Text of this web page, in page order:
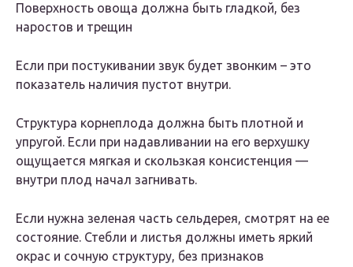
Поверхность овоща должна быть гладкой, без
наростов и трещин
Если при постукивании звук будет звонким – это
показатель наличия пустот внутри.
Структура корнеплода должна быть плотной и
упругой. Если при надавливании на его верхушку
ощущается мягкая и скользкая консистенция —
внутри плод начал загнивать.
Если нужна зеленая часть сельдерея, смотрят на ее
состояние. Стебли и листья должны иметь яркий
окрас и сочную структуру, без признаков